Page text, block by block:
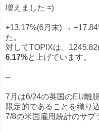
増えました =)
+13.17%(6月末) →
た。
対してTOPIXは、
6.17%と上げています。
--
7月は6/24の英国のEU離
限定的であることを織り
7/8の米国雇用統計のサプ